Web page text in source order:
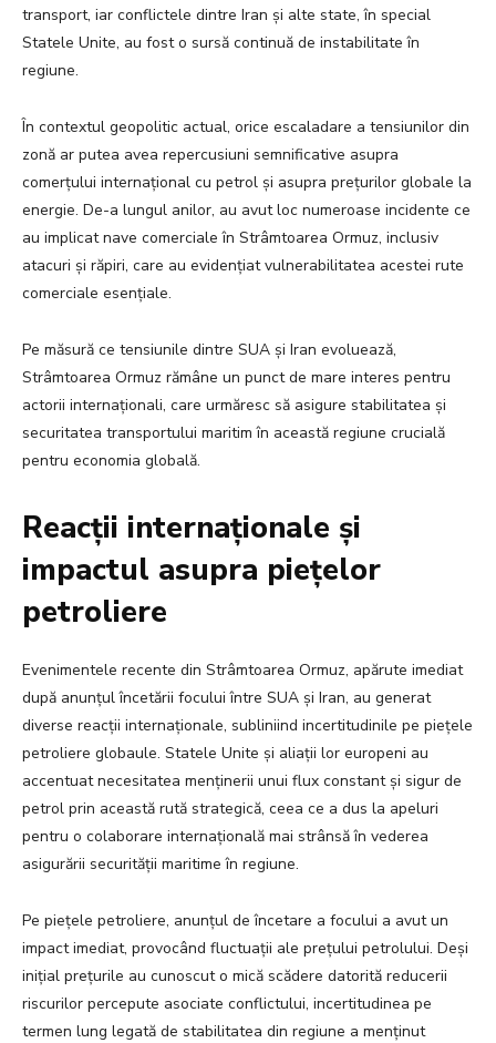
transport, iar conflictele dintre Iran și alte state, în special
Statele Unite, au fost o sursă continuă de instabilitate în
regiune.
În contextul geopolitic actual, orice escaladare a tensiunilor din
zonă ar putea avea repercusiuni semnificative asupra
comerțului internațional cu petrol și asupra prețurilor globale la
energie. De-a lungul anilor, au avut loc numeroase incidente ce
au implicat nave comerciale în Strâmtoarea Ormuz, inclusiv
atacuri și răpiri, care au evidențiat vulnerabilitatea acestei rute
comerciale esențiale.
Pe măsură ce tensiunile dintre SUA și Iran evoluează,
Strâmtoarea Ormuz rămâne un punct de mare interes pentru
actorii internaționali, care urmăresc să asigure stabilitatea și
securitatea transportului maritim în această regiune crucială
pentru economia globală.
Reacții internaționale și
impactul asupra piețelor
petroliere
Evenimentele recente din Strâmtoarea Ormuz, apărute imediat
după anunțul încetării focului între SUA și Iran, au generat
diverse reacții internaționale, subliniind incertitudinile pe piețele
petroliere globaule. Statele Unite și aliații lor europeni au
accentuat necesitatea menținerii unui flux constant și sigur de
petrol prin această rută strategică, ceea ce a dus la apeluri
pentru o colaborare internațională mai strânsă în vederea
asigurării securității maritime în regiune.
Pe piețele petroliere, anunțul de încetare a focului a avut un
impact imediat, provocând fluctuații ale prețului petrolului. Deși
inițial prețurile au cunoscut o mică scădere datorită reducerii
riscurilor percepute asociate conflictului, incertitudinea pe
termen lung legată de stabilitatea din regiune a menținut